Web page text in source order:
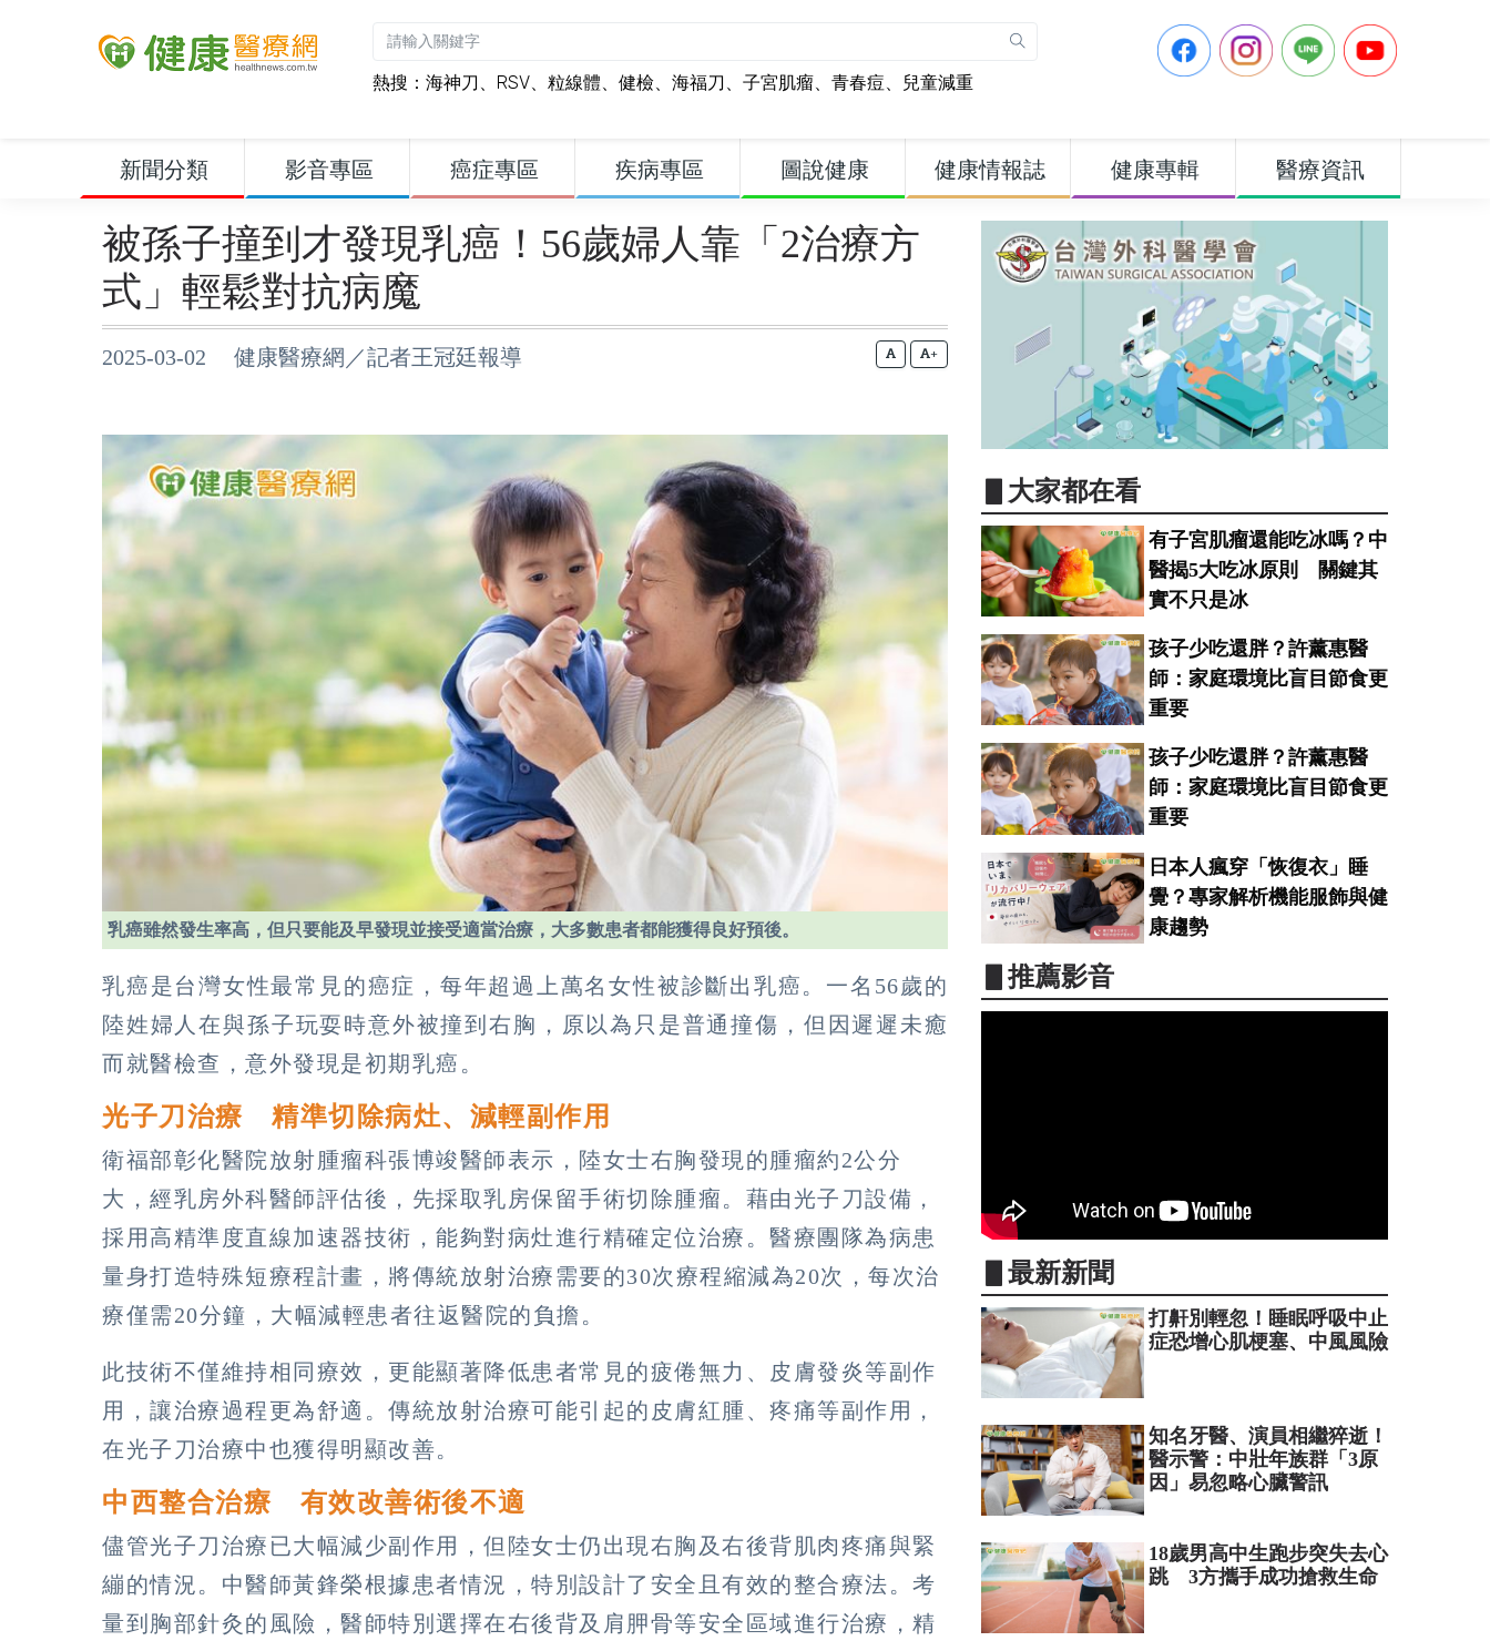
熱搜： 海神刀 、 RSV、 粒線體、 健檢、 海福刀 、 子宮肌瘤、 青春痘、 兒童減重
新聞分類 影音專區 癌症專區 疾病專區 圖說健康 健康情報誌 健康專輯 醫療資訊
被孫子撞到才發現乳癌！56歲婦人靠「2治療方
式」輕鬆對抗病魔
2025-03-02 健康醫療網／記者王冠廷報導 +
乳癌雖然發生率高，但只要能及早發現並接受適當治療，大多數患者都能獲得良好預後。
乳癌是台灣女性最常見的癌症，每年超過上萬名女性被診斷出乳癌。一名56歲的
陸姓婦人在與孫子玩耍時意外被撞到右胸，原以為只是普通撞傷，但因遲遲未癒
而就醫檢查，意外發現是初期乳癌。
光子刀治療 精準切除病灶、減輕副作用
衛福部彰化醫院放射腫瘤科張博竣醫師表示，陸女士右胸發現的腫瘤約2公分
大，經乳房外科醫師評估後，先採取乳房保留手術切除腫瘤。藉由光子刀設備，
採用高精準度直線加速器技術，能夠對病灶進行精確定位治療。醫療團隊為病患
量身打造特殊短療程計畫，將傳統放射治療需要的30次療程縮減為20次，每次治
療僅需20分鐘，大幅減輕患者往返醫院的負擔。
此技術不僅維持相同療效，更能顯著降低患者常見的疲倦無力、皮膚發炎等副作
用，讓治療過程更為舒適。傳統放射治療可能引起的皮膚紅腫、疼痛等副作用，
在光子刀治療中也獲得明顯改善。
中西整合治療 有效改善術後不適
儘管光子刀治療已大幅減少副作用，但陸女士仍出現右胸及右後背肌肉疼痛與緊
繃的情況。中醫師黃鋒榮根據患者情況，特別設計了安全且有效的整合療法。考
量到胸部針灸的風險，醫師特別選擇在右後背及肩胛骨等安全區域進行治療，精
▋大家都在看
有子宮肌瘤還能吃冰嗎？中
醫揭5大吃冰原則 關鍵其
實不只是冰
孩子少吃還胖？許薰惠醫
師：家庭環境比盲目節食更
重要
孩子少吃還胖？許薰惠醫
師：家庭環境比盲目節食更
重要
日本人瘋穿「恢復衣」睡
覺？專家解析機能服飾與健
康趨勢
▋推薦影音
▋最新新聞
打鼾別輕忽！睡眠呼吸中止
症恐增心肌梗塞、中風風險
知名牙醫、演員相繼猝逝！
醫示警：中壯年族群「3原
因」易忽略心臟警訊
18歲男高中生跑步突失去心
跳 3方攜手成功搶救生命